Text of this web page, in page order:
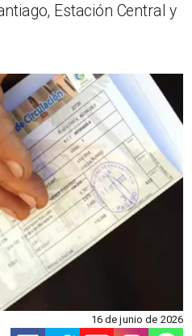
Estación Central y
16 de junio de 2026